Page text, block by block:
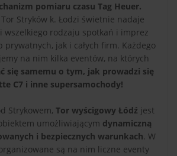
pomiaru czasu Tag Heuer.
Stryków k. Łodzi świetnie nadaje
wszelkiego rodzaju spotkań i imprez
prywatnych, jak i całych firm. Każdego
na nim kilka eventów, na których
się samemu o tym, jak prowadzi się
C7 i inne supersamochody!
Strykowem, Tor wyścigowy Łódź jest
umożliwiającym dynamiczną
i bezpiecznych warunkach. W
są na nim liczne eventy